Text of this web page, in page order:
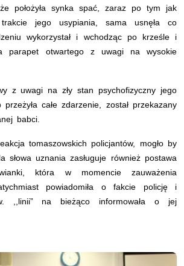
położyła synka spać, zaraz po tym jak
jego usypiania, sama usnęła co
wykorzystał i wchodząc po krześle i
parapet otwartego z uwagi na wysokie
z uwagi na zły stan psychofizyczny jego
całe zdarzenie, został przekazany
babci.
tomaszowskich policjantów, mogło by
słowa uznania zasługuje również postawa
która w momencie zauważenia
powiadomiła o fakcie policję i
,,linii” na bieżąco informowała o jej